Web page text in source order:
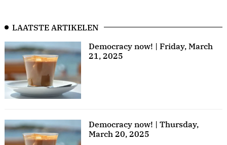
LAATSTE ARTIKELEN
Democracy now! | Friday, March
21, 2025
Democracy now! | Thursday,
March 20, 2025